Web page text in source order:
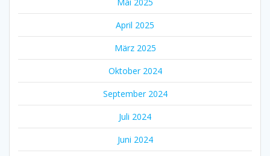
April 2025
März 2025
Oktober 2024
September 2024
Juli 2024
Juni 2024